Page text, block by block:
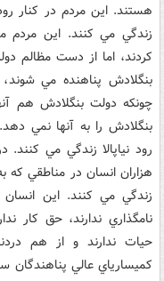
هستند. اين مردم در کنار
زندگي مي کنند. اين مردم
کردند، اما از دست مظالم
بنگلادش پناهنده مي شوند،
چونکه دولت بنگلادش هم
بنگلادش را به آنها نمي
رود نياپالا زندگي مي کنند.
هزاران انسان در مناطقي که
زندگي مي کنند. اين
نامگذاري ندارند، حق کار
حيات ندارند و از هم
کميسارياي عالي پناهندگان